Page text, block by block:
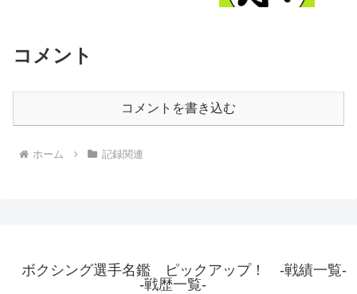
コメント
コメントを書き込む
ホーム 記録関連
ボクシング選手名鑑 ピックアップ！ -戦績一覧-
-戦歴一覧-